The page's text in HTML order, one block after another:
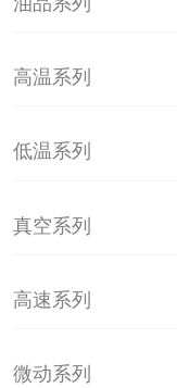
高温系列
低温系列
真空系列
高速系列
微动系列